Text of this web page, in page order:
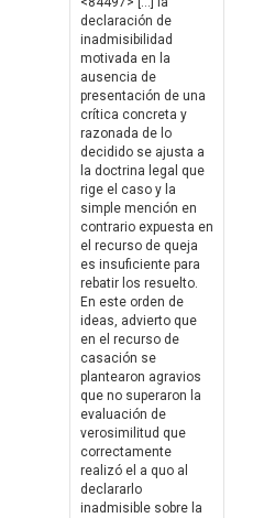
declaración de
inadmisibilidad
motivada en la
ausencia de
presentación de una
crítica concreta y
razonada de lo
decidido se ajusta a
la doctrina legal que
rige el caso y la
simple mención en
contrario expuesta en
el recurso de queja
es insuficiente para
rebatir los resuelto.
En este orden de
ideas, advierto que
en el recurso de
casación se
plantearon agravios
que no superaron la
evaluación de
verosimilitud que
correctamente
realizó el a quo al
declararlo
inadmisible sobre la